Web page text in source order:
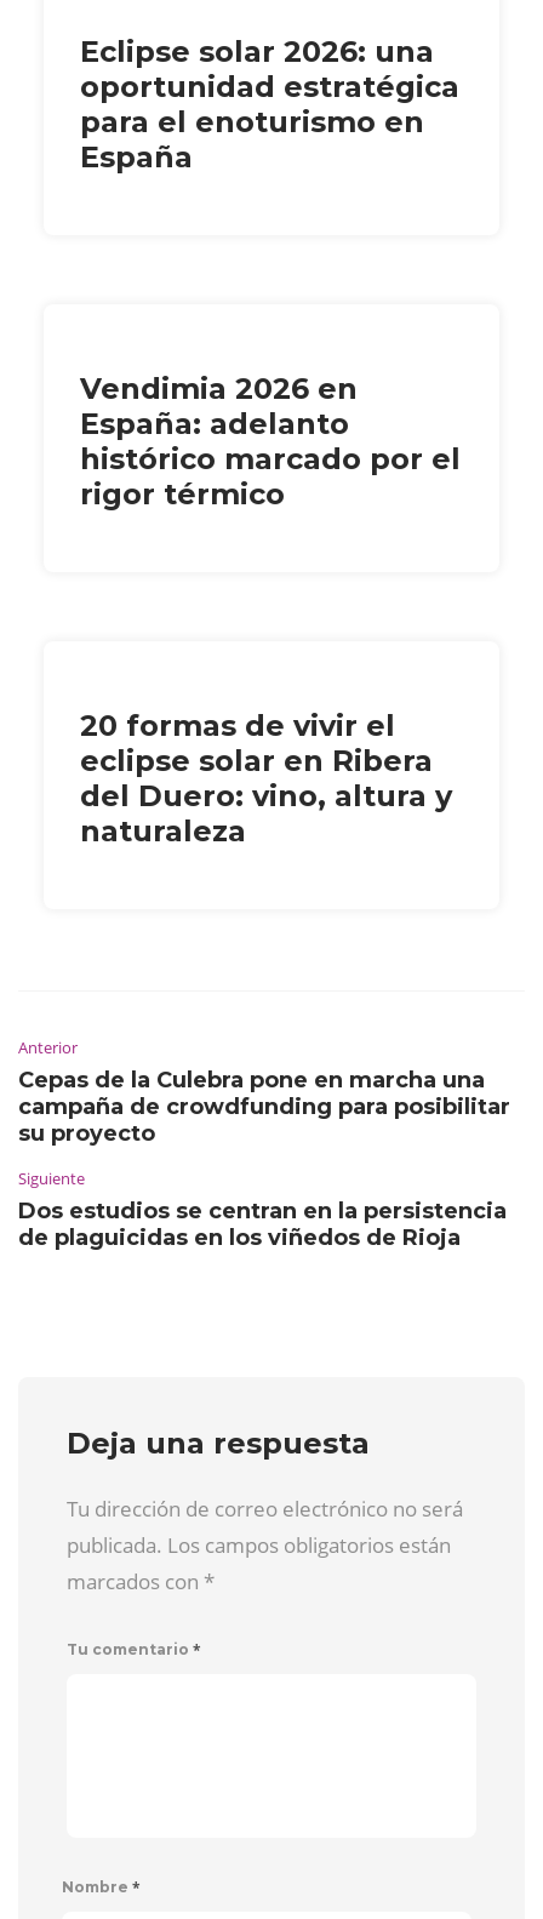
Eclipse solar 2026: una
oportunidad estratégica
para el enoturismo en
España
Vendimia 2026 en
España: adelanto
histórico marcado por el
rigor térmico
20 formas de vivir el
eclipse solar en Ribera
del Duero: vino, altura y
naturaleza
Anterior
Cepas de la Culebra pone en marcha una
campaña de crowdfunding para posibilitar
su proyecto
Siguiente
Dos estudios se centran en la persistencia
de plaguicidas en los viñedos de Rioja
Deja una respuesta
Tu dirección de correo electrónico no será
publicada. Los campos obligatorios están
marcados con *
Tu comentario *
Nombre *